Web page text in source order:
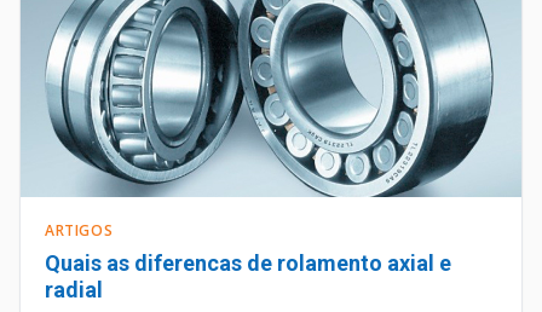
ARTIGOS
Quais as diferencas de rolamento axial e
radial